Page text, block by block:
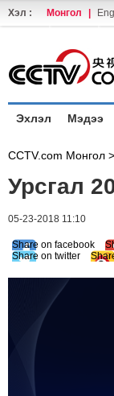
Хэл : Монгол
Эхлэл Мэдээ
CCTV.com Монгол >
Урсгал
05-23-2018 11:10
Share on facebook
Share on twitter